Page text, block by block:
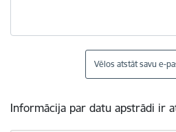
Vēlos atstāt savu e-
Informācija par datu apstrādi ir